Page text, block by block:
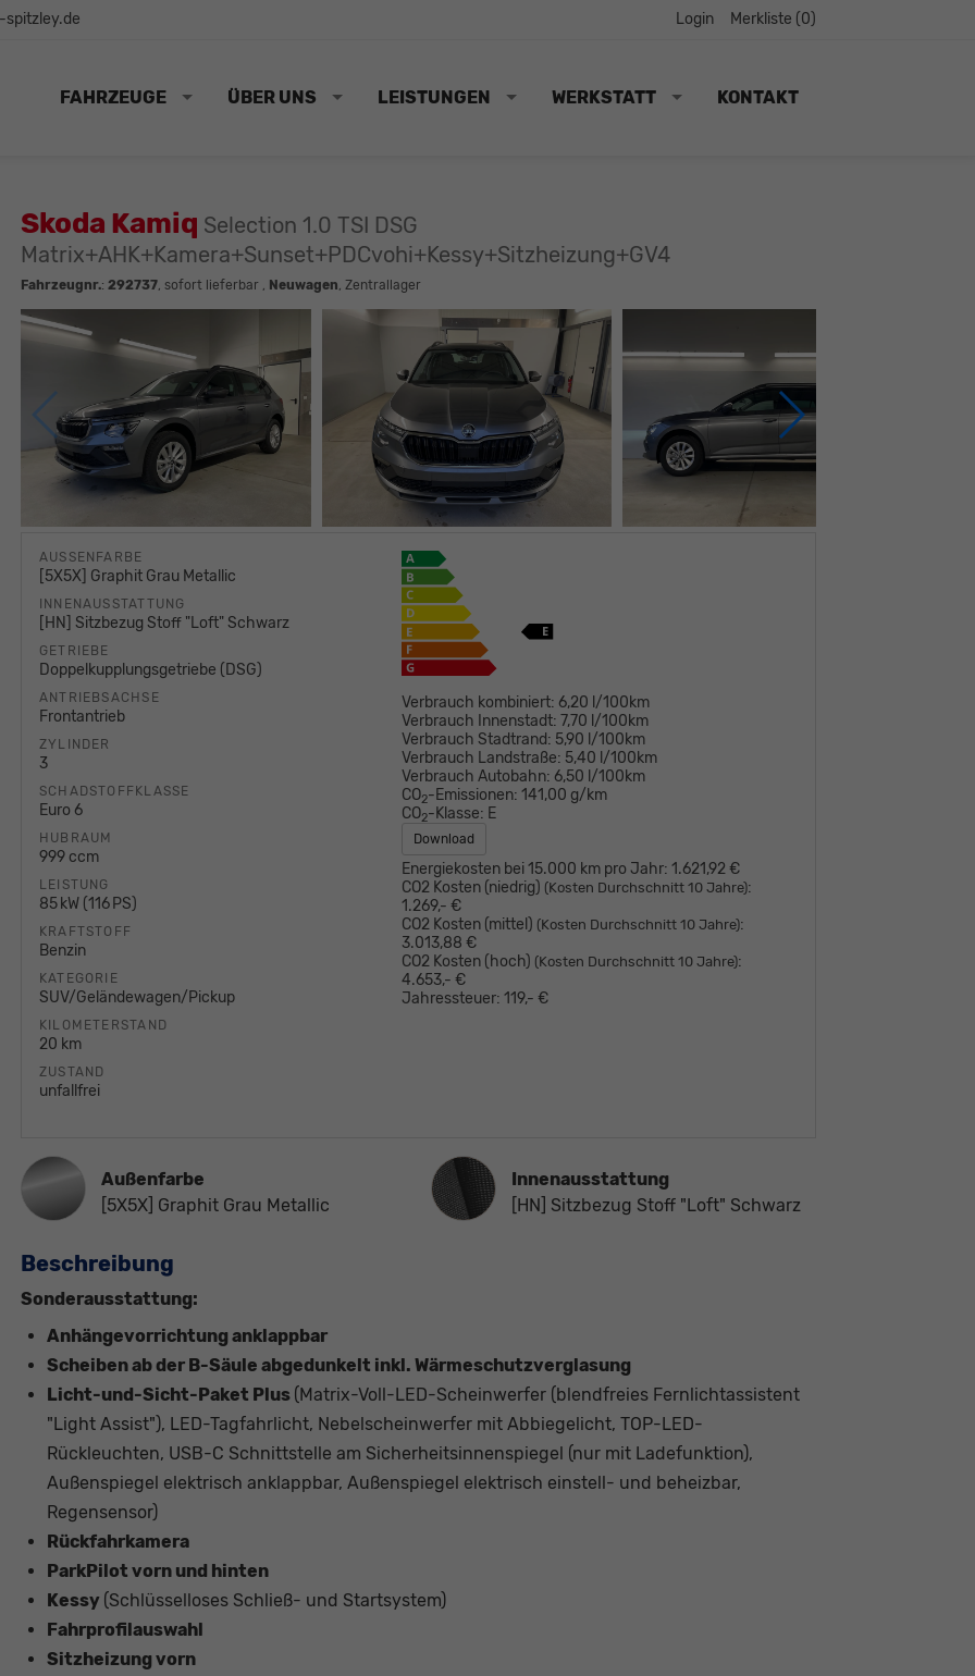
spitzley.de Login Merkliste (0)
FAHRZEUGE ÜBER UNS LEISTUNGEN WERKSTATT KONTAKT
Skoda Kamiq Selection 1.0 TSI DSG
Matrix+AHK+Kamera+Sunset+PDCvohi+Kessy+Sitzheizung+GV4
Fahrzeugnr.: 292737, sofort lieferbar , Neuwagen, Zentrallager
AUSSENFARBE
[5X5X] Graphit Grau Metallic
INNENAUSSTATTUNG
[HN] Sitzbezug Stoff "Loft" Schwarz
GETRIEBE
Doppelkupplungsgetriebe (DSG)
ANTRIEBSACHSE
Frontantrieb
ZYLINDER
3
SCHADSTOFFKLASSE
Euro 6
HUBRAUM
999 ccm
LEISTUNG
85 kW (116 PS)
KRAFTSTOFF
Benzin
KATEGORIE
SUV/Geländewagen/Pickup
KILOMETERSTAND
20 km
ZUSTAND
unfallfrei
Verbrauch kombiniert: 6,20 l/100km
Verbrauch Innenstadt: 7,70 l/100km
Verbrauch Stadtrand: 5,90 l/100km
Verbrauch Landstraße: 5,40 l/100km
Verbrauch Autobahn: 6,50 l/100km
CO2-Emissionen: 141,00 g/km
CO2-Klasse: E
Download
Energiekosten bei 15.000 km pro Jahr: 1.621,92 €
CO2 Kosten (niedrig) (Kosten Durchschnitt 10 Jahre):
1.269,- €
CO2 Kosten (mittel) (Kosten Durchschnitt 10 Jahre):
3.013,88 €
CO2 Kosten (hoch) (Kosten Durchschnitt 10 Jahre):
4.653,- €
Jahressteuer: 119,- €
Außenfarbe
[5X5X] Graphit Grau Metallic
Innenausstattung
Innenausstattung
[HN] Sitzbezug Stoff "Loft" Schwarz
Beschreibung
Sonderausstattung:
Anhängevorrichtung anklappbar
Scheiben ab der B-Säule abgedunkelt inkl. Wärmeschutzverglasung
Licht-und-Sicht-Paket Plus (Matrix-Voll-LED-Scheinwerfer (blendfreies Fernlichtassistent
"Light Assist"), LED-Tagfahrlicht, Nebelscheinwerfer mit Abbiegelicht, TOP-LED-
Rückleuchten, USB-C Schnittstelle am Sicherheitsinnenspiegel (nur mit Ladefunktion),
Außenspiegel elektrisch anklappbar, Außenspiegel elektrisch einstell- und beheizbar,
Regensensor)
Rückfahrkamera
ParkPilot vorn und hinten
Kessy (Schlüsselloses Schließ- und Startsystem)
Fahrprofilauswahl
Sitzheizung vorn